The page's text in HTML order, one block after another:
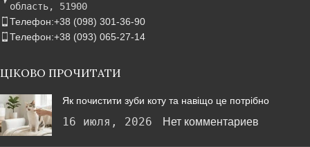
область, 51900
Телефон:+38 (098) 301-36-90
Телефон:+38 (093) 065-27-14
ЦІКОВО ПРОЧИТАТИ
Як почистити зуби коту та навіщо це потрібно
16 июля, 2026 Нет комментариев